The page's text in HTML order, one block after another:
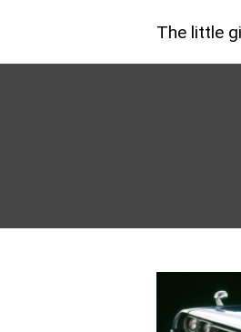
The little